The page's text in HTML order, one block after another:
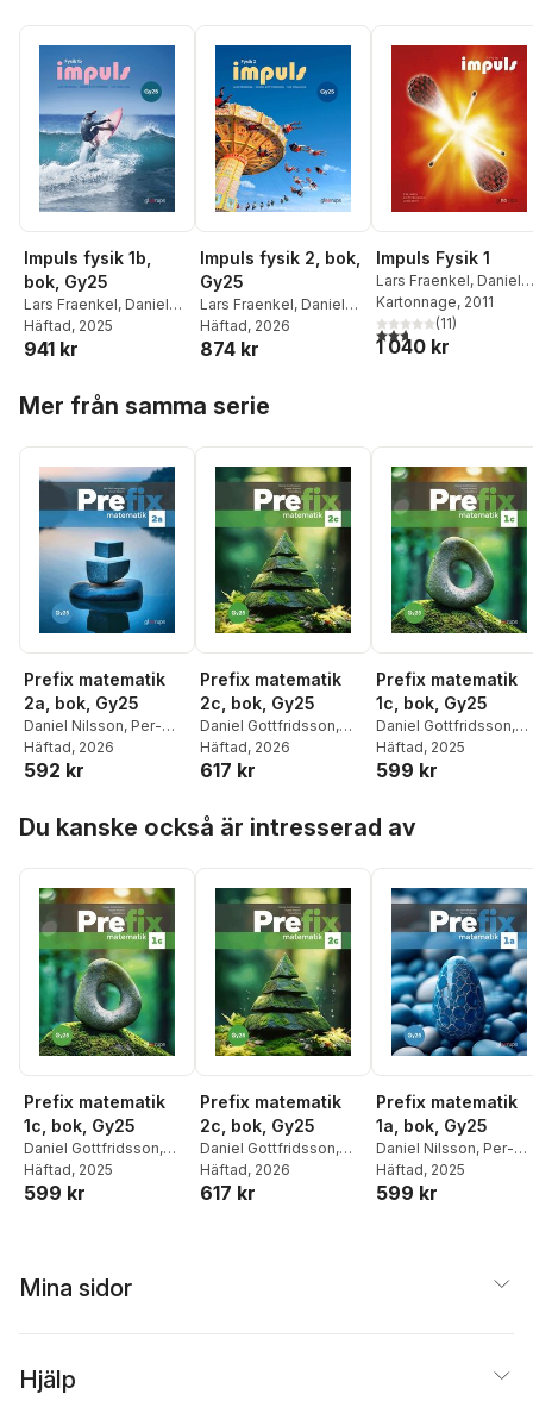
Impuls fysik 1b,
bok, Gy25
Lars Fraenkel, Daniel
Gottfridsson
Jonasson
Häftad, 2025
941 kr
Impuls fysik 2, bok,
Gy25
Lars Fraenkel, Daniel
Gottfridsson,
Jonasson
Häftad, 2026
874 kr
Impuls Fysik 1
Lars Fraenkel, Daniel
Gottfridsson ,Ulf
Jonasson
Kartonnage, 2011
2,7utav 5 stjärnor.
(11)
1 040 kr
Mer från samma serie
Prefix matematik
2a, bok, Gy25
Daniel Nilsson, Per-
Olof Bergmark
Häftad, 2026
592 kr
Prefix matematik
2c, bok, Gy25
Daniel Gottfridsson,
Ingela Nilsson
Berg
Häftad, 2026
617 kr
Prefix matematik
1c, bok, Gy25
Daniel Gottfridsson,
Ingela Nilsson
Berg
Häftad, 2025
599 kr
Du kanske också är intresserad av
Prefix matematik
1c, bok, Gy25
Daniel Gottfridsson,
Ingela Nilsson
Berg
Häftad, 2025
599 kr
Prefix matematik
2c, bok, Gy25
Daniel Gottfridsson,
Ingela Nilsson
Berg
Häftad, 2026
617 kr
Prefix matematik
1a, bok, Gy25
Daniel Nilsson, Per-
Olof Bergmark
Häftad, 2025
599 kr
Mina sidor
Hjälp